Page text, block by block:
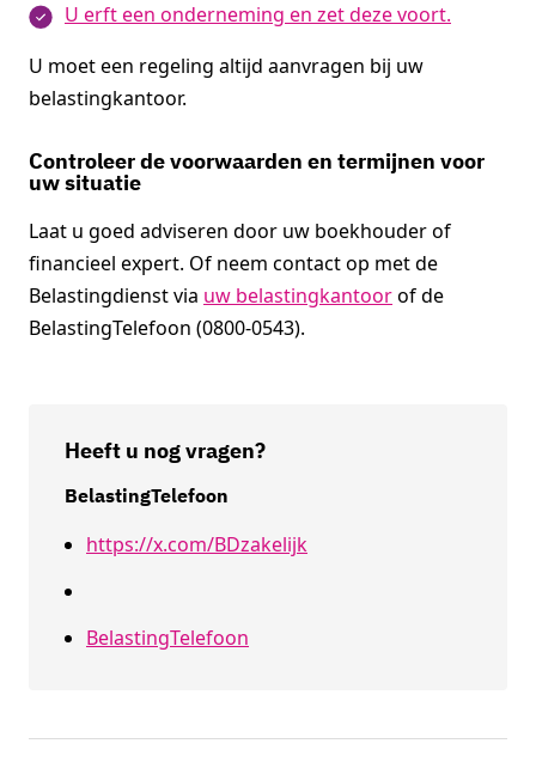
U erft een onderneming en zet deze voort.
U moet een regeling altijd aanvragen bij uw
belastingkantoor.
Controleer de voorwaarden en termijnen voor
uw situatie
Laat u goed adviseren door uw boekhouder of
financieel expert. Of neem contact op met de
Belastingdienst via uw belastingkantoorof de
BelastingTelefoon (0800-0543).
Heeft u nog vragen?
BelastingTelefoon
https://x.com/BDzakelijk
BelastingTelefoon